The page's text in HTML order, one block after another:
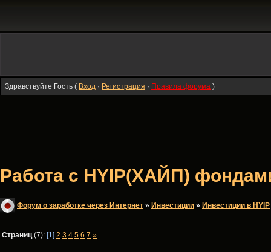
Здравствуйте Гость ( Вход · Регистрация · Правила форума )
Работа с HYIP(ХАЙП)
Форум о заработке через Интернет » Инвестиции » Инвестиции в HYIP
Страниц(7): [1] 2 3 4 5 6 7 »